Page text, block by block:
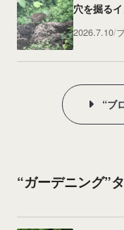
穴を掘る
2026.7.10
“ブ
“ガーデニング”